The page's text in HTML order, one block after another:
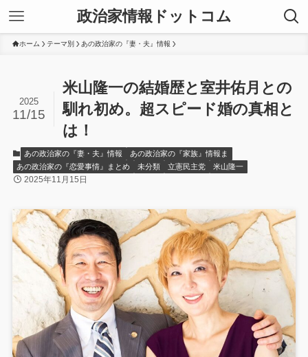
政治家情報ドットコム
ホーム テーマ別 あの政治家の『妻・夫』情報
米山隆一の結婚歴と室井佑月との
馴れ初め。超スピード婚の真相と
は！
2025
11/15
あの政治家の『妻・夫』情報
あの政治家の『家族』情報ま
あの政治家の『恋愛事情』まとめ
未分類 立憲民主党 米山隆一
2025年11月15日